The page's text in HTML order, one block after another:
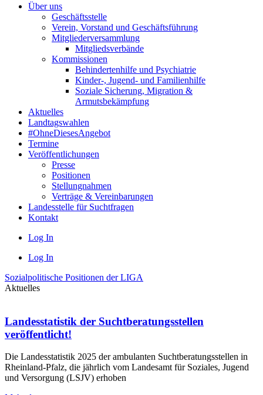
Über uns
Geschäftsstelle
Verein, Vorstand und Geschäftsführung
Mitgliederversammlung
Mitgliedsverbände
Kommissionen
Behindertenhilfe und Psychiatrie
Kinder-, Jugend- und Familienhilfe
Soziale Sicherung, Migration &
Armutsbekämpfung
Aktuelles
Landtagswahlen
#OhneDiesesAngebot
Termine
Veröffentlichungen
Presse
Positionen
Stellungnahmen
Verträge & Vereinbarungen
Landesstelle für Suchtfragen
Kontakt
Log In
Log In
Sozialpolitische Positionen der LIGA
Aktuelles
Landesstatistik der Suchtberatungsstellen
veröffentlicht!
Die Landesstatistik 2025 der ambulanten Suchtberatungsstellen in
Rheinland-Pfalz, die jährlich vom Landesamt für Soziales, Jugend
und Versorgung (LSJV) erhoben